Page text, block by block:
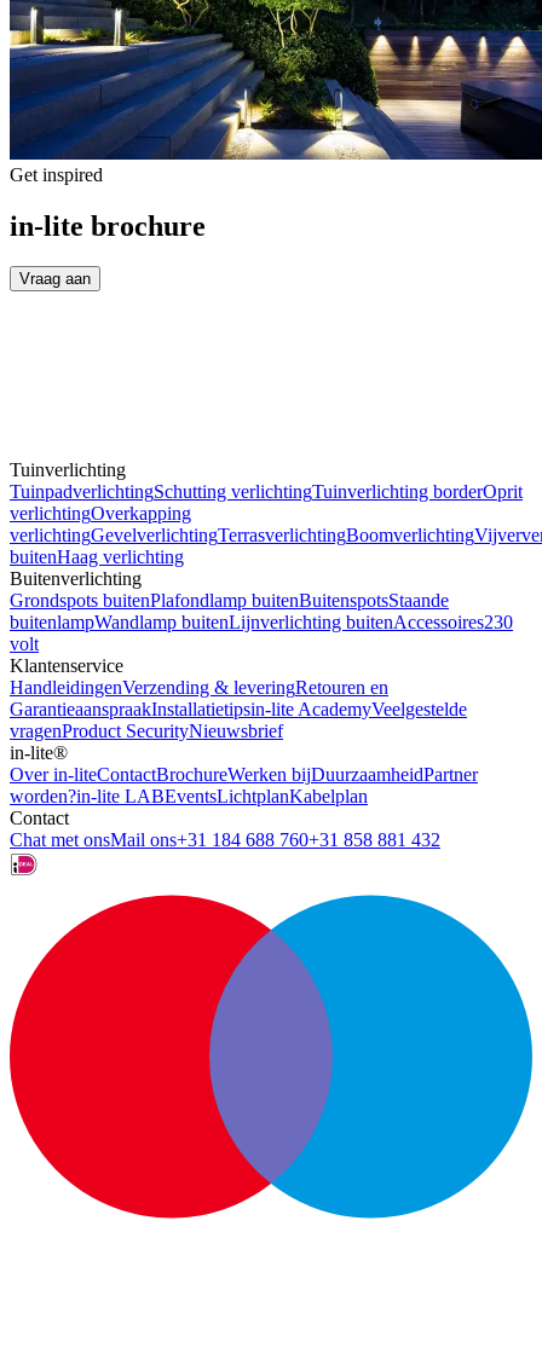
Get inspired
in-lite brochure
Vraag aan
Tuinverlichting
TuinpadverlichtingSchutting verlichtingTuinverlichting borderOprit
verlichtingOverkapping
verlichtingGevelverlichtingTerrasverlichtingBoomverlichting
buitenHaag verlichting
Buitenverlichting
Grondspots buitenPlafondlamp buitenBuitenspotsStaande
buitenlampWandlamp buitenLijnverlichting buitenAccessoires230
volt
Klantenservice
HandleidingenVerzending & leveringRetouren en
GarantieaanspraakInstallatietipsin-lite AcademyVeelgestelde
vragenProduct SecurityNieuwsbrief
in-lite®
Over in-liteContactBrochureWerken bijDuurzaamheidPartner
worden?in-lite LABEventsLichtplanKabelplan
Contact
Chat met onsMail ons+31 184 688 760+31 858 881 432